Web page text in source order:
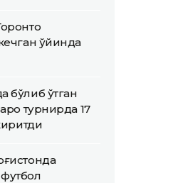
ўйинда
бўлиб ўтган
турнирда 17